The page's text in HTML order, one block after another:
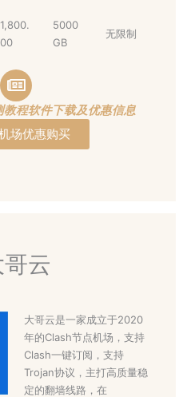
1,800.
00
5000
GB
无限制
程软件下载及优惠信息
场优惠购买
云
大哥云是一家成立于2020
年的Clash节点机场，支持
Clash一键订阅，支持
Trojan协议，主打高质量稳
定的翻墙线路，在